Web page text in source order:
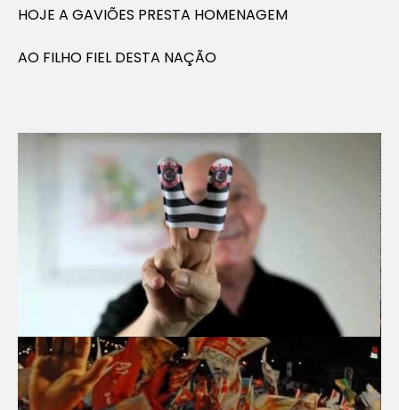
HOJE A GAVIÕES PRESTA HOMENAGEM
AO FILHO FIEL DESTA NAÇÃO